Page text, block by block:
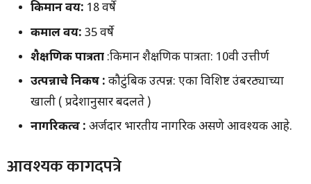
किमान वय: 18 वर्षे
कमाल वय: 35 वर्षे
शैक्षणिक पात्रता :किमान शैक्षणिक पात्रता: 10वी उत्तीर्ण
उत्पन्नाचे निकष : कौटुंबिक उत्पन्न: एका विशिष्ट उंबरठ्याच्या
खाली ( प्रदेशानुसार बदलते )
नागरिकत्व : अर्जदार भारतीय नागरिक असणे आवश्यक आहे.
आवश्यक कागदपत्रे